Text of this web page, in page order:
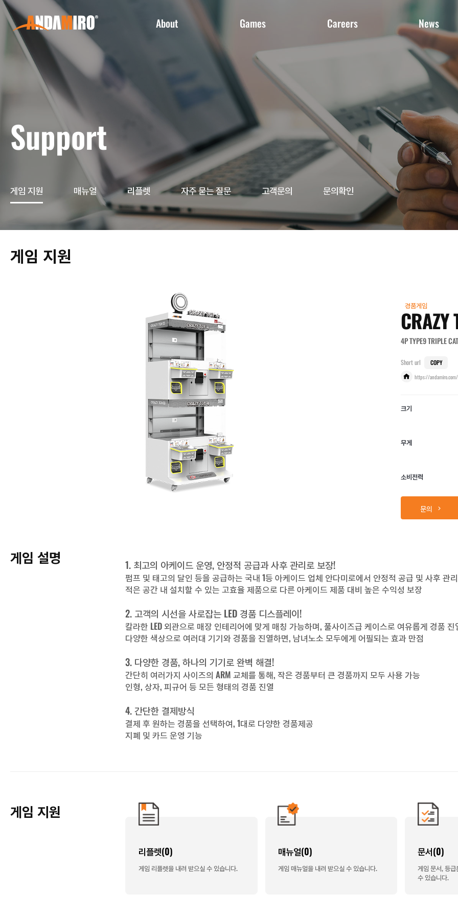
About
지식재산권 및 IP 라이센싱
Games
게임
미디어
갤러리
Careers News
공지사항
쇼룸
Support
게임 지원 매뉴얼 리플렛 자주 묻는 질문 고객문의 문의확인
게임 지원
경품게임
CRAZY
4P TYPE9 TRIPLE
Short url COPY
https://
크기
무게
소비전력
문의
게임 설명 1. 최고의 아케이드 운영, 안정적 공급과 사후 관리로 보장!
펌프 및 태고의 달인 등을 공급하는 국내 1등 아케이드 업체 안다미로에서 안정적 공급 및 사후 관
적은 공간 내 설치할 수 있는 고효율 제품으로 다른 아케이드 제품 대비 높은 수익성 보장
2. 고객의 시선을 사로잡는 LED 경품 디스플레이!
칼라한 LED 외관으로 매장 인테리어에 맞게 매칭 가능하며, 풀사이즈급 케이스로 여유롭게 경품 진
다양한 색상으로 여러대 기기와 경품을 진열하면, 남녀노소 모두에게 어필되는 효과 만점
3. 다양한 경품, 하나의 기기로 완벽 해결!
간단히 여러가지 사이즈의 ARM 교체를 통해, 작은 경품부터 큰 경품까지 모두 사용 가능
인형, 상자, 피규어 등 모든 형태의 경품 진열
4. 간단한 결제방식
결제 후 원하는 경품을 선택하여, 1대로 다양한 경품제공
지폐 및 카드 운영 기능
게임 지원
리플렛(0)
게임 리플렛을 내려 받으실 수 있습니다.
매뉴얼(0)
게임 매뉴얼을 내려 받으실 수 있습니다.
문서(0)
게임 문서, 등
수 있습니다.